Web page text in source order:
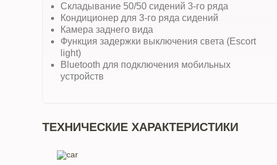
Складывание 50/50 сидений 3-го ряда
Кондиционер для 3-го ряда сидений
Камера заднего вида
Функция задержки выключения света (Escort
light)
Bluetooth для подключения мобильных
устройств
ТЕХНИЧЕСКИЕ ХАРАКТЕРИСТИКИ